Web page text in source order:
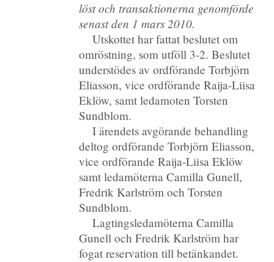
löst och transaktionerna genomförde
senast den 1 mars 2010.
Utskottet har fattat beslutet om
omröstning, som utföll 3-2. Beslutet
understödes av ordförande Torbjörn
Eliasson, vice ordförande Raija-Liisa
Eklöw, samt ledamoten Torsten
Sundblom.
I ärendets avgörande behandling
deltog ordförande Torbjörn Eliasson,
vice ordförande Raija-Liisa Eklöw
samt ledamöterna Camilla Gunell,
Fredrik Karlström och Torsten
Sundblom.
Lagtingsledamöterna Camilla
Gunell och Fredrik Karlström har
fogat reservation till betänkandet.